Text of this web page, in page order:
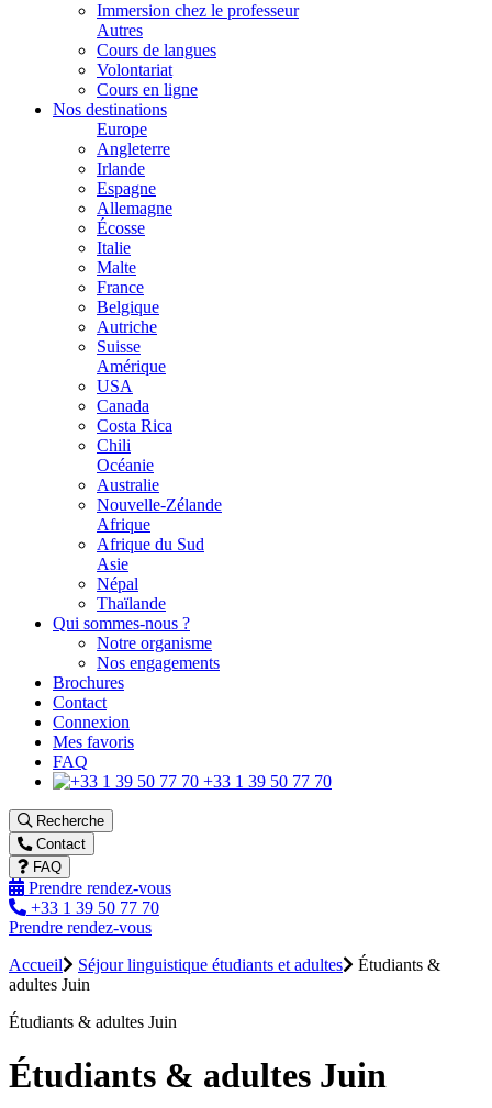
Immersion chez le professeur
Autres
Cours de langues
Volontariat
Cours en ligne
Nos destinations
Europe
Angleterre
Irlande
Espagne
Allemagne
Écosse
Italie
Malte
France
Belgique
Autriche
Suisse
Amérique
USA
Canada
Costa Rica
Chili
Océanie
Australie
Nouvelle-Zélande
Afrique
Afrique du Sud
Asie
Népal
Thaïlande
Qui sommes-nous ?
Notre organisme
Nos engagements
Brochures
Contact
Connexion
Mes favoris
FAQ
+33 1 39 50 77 70
Recherche
Contact
FAQ
Prendre rendez-vous
+33 1 39 50 77 70
Prendre rendez-vous
Accueil
Séjour linguistique étudiants et adultes
Étudiants &
adultes Juin
Étudiants & adultes Juin
Étudiants & adultes Juin